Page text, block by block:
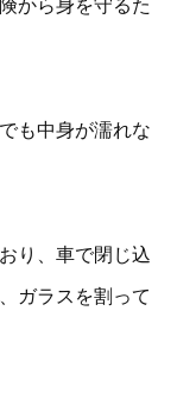
から身を守るた
も中身が濡れな
り、車で閉じ込
ガラスを割って